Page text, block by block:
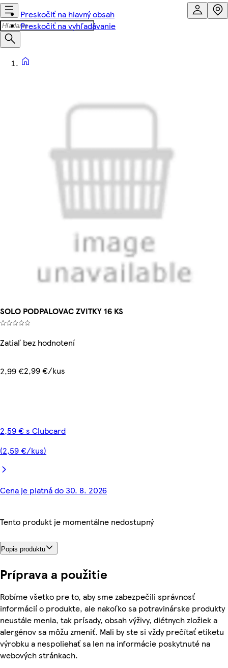
Preskočiť na hlavný obsah
Preskočiť na vyhľadávanie
SOLO PODPALOVAC ZVITKY 16 KS
Zatiaľ bez hodnotení
2,99 €2,99 €/kus
2,59 € s Clubcard
(2,59 €/kus)
Cena je platná do 30. 8. 2026
Tento produkt je momentálne nedostupný
Popis produktu
Príprava a použitie
Robíme všetko pre to, aby sme zabezpečili správnosť
informácií o produkte, ale nakoľko sa potravinárske produkty
neustále menia, tak prísady, obsah výživy, diétnych zložiek a
alergénov sa môžu zmeniť. Mali by ste si vždy prečítať etiketu
výrobku a nespoliehať sa len na informácie poskytnuté na
webových stránkach.